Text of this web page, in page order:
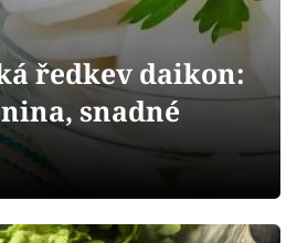
ředkev daikon:
snadné